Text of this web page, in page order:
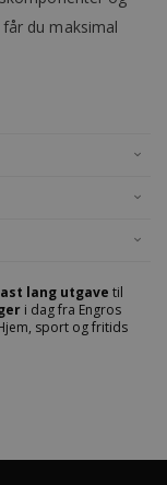
du maksimal
lang utgave til
i dag fra Engros
sport og fritids